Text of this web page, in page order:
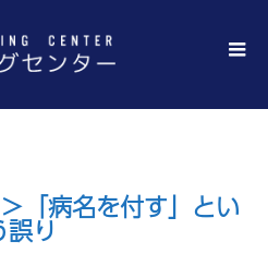
「病名を付す」とい
誤り